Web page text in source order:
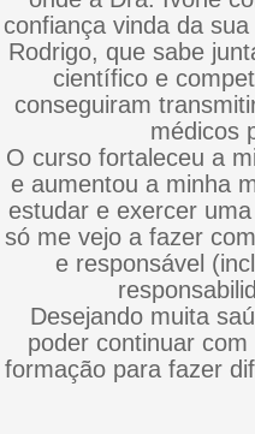
confiança vinda da
Rodrigo, que sabe
científico e
conseguiram
médicos
O curso fortaleceu a
e aumentou a minha
estudar e exercer
só me vejo a fazer
e responsável
Desejando muita
poder continuar
formação para fazer